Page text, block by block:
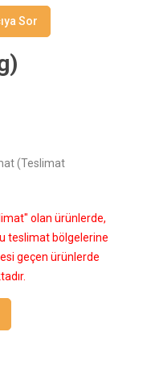
Sor
(Teslimat
olan ürünlerde,
teslimat bölgelerine
geçen ürünlerde